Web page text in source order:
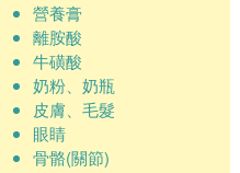
營養膏
離胺酸
牛磺酸
奶粉、奶瓶
皮膚、毛髮
眼睛
骨骼(關節)